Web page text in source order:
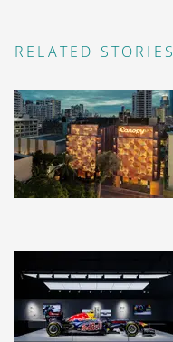
RELATED STORIES